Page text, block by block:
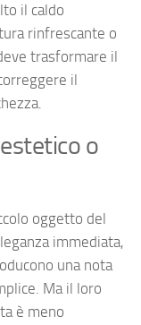
il caldo
rinfrescante o
trasformare il
il
o
oggetto del
immediata,
una nota
Ma il loro
è meno